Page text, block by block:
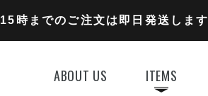
15時までのご注文は即日発送します
ABOUT US ITEMS